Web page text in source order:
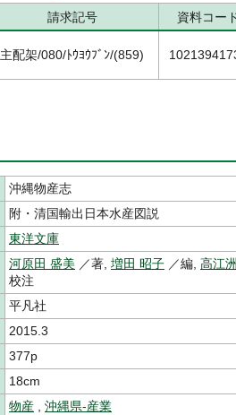
請求記号 資料コー
主配架/080/ﾄｳﾖｳﾌﾞﾝ/(859)
沖縄物産志
附・清国輸出日本水産図説
東洋文庫
河原田 盛美 ／著, 増田 昭子 ／編, 高江
校注
平凡社
2015.3
377p
18cm
物産
沖縄県-産業